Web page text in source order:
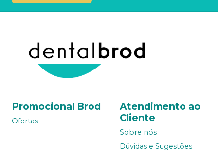
Promocional Brod
Ofertas
Atendimento ao
Cliente
Sobre nós
Dúvidas e Sugestões